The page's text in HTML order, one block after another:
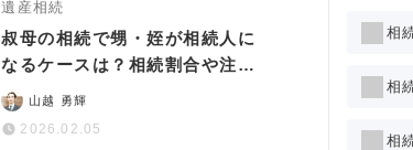
遺産相続
叔母の相続で甥・姪が相続人に
なるケースは？相続割合や注意
点についても解説
山越 勇輝
2026.02.05
相
相
相